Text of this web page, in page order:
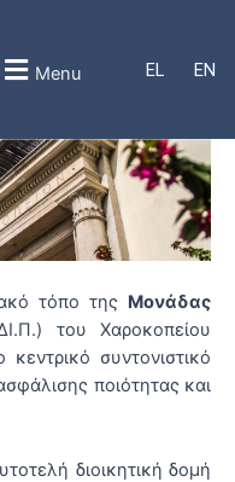
EL EN
Menu
τόπο της Μονάδας
του Χαροκοπείου
συντονιστικό
ποιότητας και
διοικητική δομή